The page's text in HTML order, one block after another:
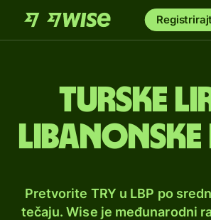
Turske
Pretvorite TRY u LBP po
tečaju. Wise je međunarodni